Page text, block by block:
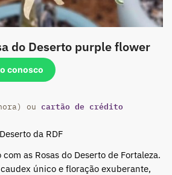
do Deserto purple flower
conosco
ou cartão de crédito
da RDF
as Rosas do Deserto de Fortaleza.
único e floração exuberante,